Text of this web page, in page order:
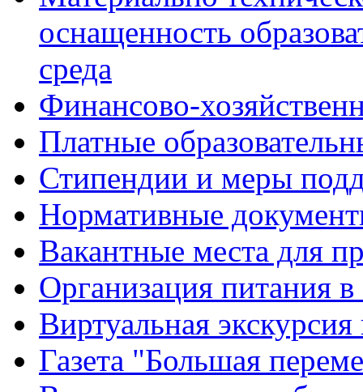
оснащенность
среда
Финансово-
Платные
Стипендии и меры
Нормативные
Вакантные места для
Организация питания в
Виртуальная
Газета "Большая